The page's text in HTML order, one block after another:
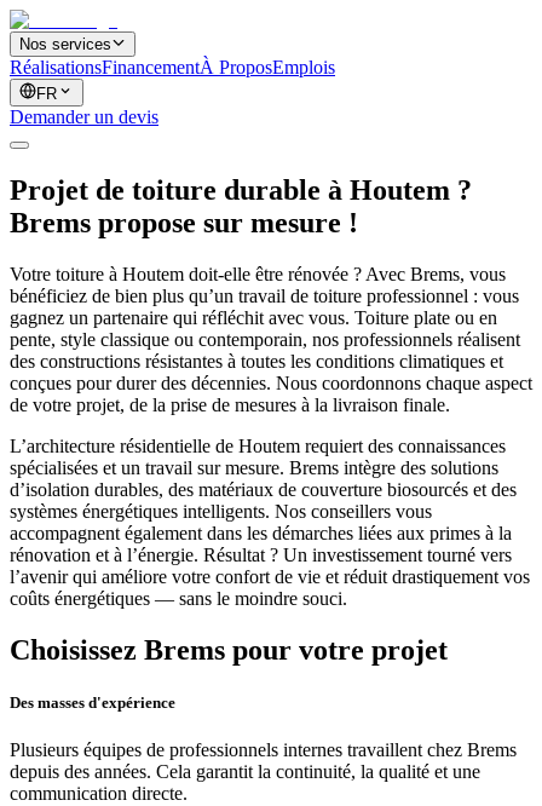
Nos services
RéalisationsFinancementÀ ProposEmplois
FR
Demander un devis
Projet de toiture durable à Houtem ?
Brems propose sur mesure !
Votre toiture à Houtem doit-elle être rénovée ? Avec Brems, vous
bénéficiez de bien plus qu’un travail de toiture professionnel : vous
gagnez un partenaire qui réfléchit avec vous. Toiture plate ou en
pente, style classique ou contemporain, nos professionnels réalisent
des constructions résistantes à toutes les conditions climatiques et
conçues pour durer des décennies. Nous coordonnons chaque aspect
de votre projet, de la prise de mesures à la livraison finale.
L’architecture résidentielle de Houtem requiert des connaissances
spécialisées et un travail sur mesure. Brems intègre des solutions
d’isolation durables, des matériaux de couverture biosourcés et des
systèmes énergétiques intelligents. Nos conseillers vous
accompagnent également dans les démarches liées aux primes à la
rénovation et à l’énergie. Résultat ? Un investissement tourné vers
l’avenir qui améliore votre confort de vie et réduit drastiquement vos
coûts énergétiques — sans le moindre souci.
Choisissez Brems pour votre projet
Des masses d'expérience
Plusieurs équipes de professionnels internes travaillent chez Brems
depuis des années. Cela garantit la continuité, la qualité et une
communication directe.